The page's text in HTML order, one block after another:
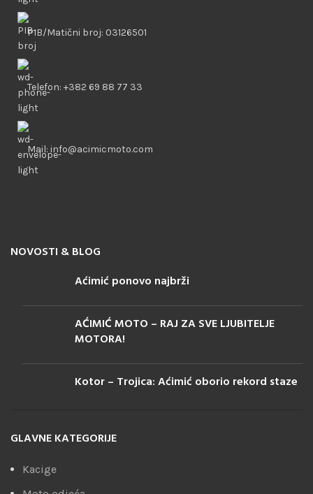
PIB/Matični broj: 03126501
Telefon: +382 69 88 77 33
Mail: info@acimicmoto.com
NOVOSTI & BLOG
Aćimić ponovo najbrži
AĆIMIĆ MOTO – RAJ ZA SVE LJUBITELJE
MOTORA!
Kotor – Trojica: Aćimić oborio rekord staze
GLAVNE KATEGORIJE
Kacige